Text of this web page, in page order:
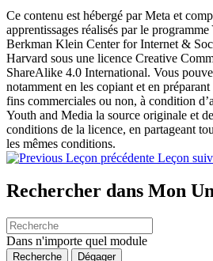
Ce contenu est hébergé par Meta et
apprentissages réalisés par le
Berkman Klein Center for Internet &
Harvard sous une licence Creative
ShareAlike 4.0 International. Vous
notamment en les copiant et en
fins commerciales ou non, à condition
Youth and Media la source originale et
conditions de la licence, en partageant
les mêmes conditions.
Leçon précédente Leçon
Rechercher dans Mon
Dans n'importe quel module